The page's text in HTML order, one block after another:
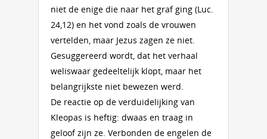
niet de enige die naar het graf ging (Luc.
24,12) en het vond zoals de vrouwen
vertelden, maar Jezus zagen ze niet.
Gesuggereerd wordt, dat het verhaal
weliswaar gedeeltelijk klopt, maar het
belangrijkste niet bewezen werd.
De reactie op de verduidelijking van
Kleopas is heftig: dwaas en traag in
geloof zijn ze. Verbonden de engelen de